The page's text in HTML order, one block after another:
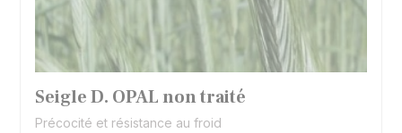
Seigle D. OPAL non traité
Précocité et résistance au froid